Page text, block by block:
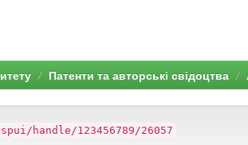
Патенти та авторські свідоцтва
handle/123456789/26057